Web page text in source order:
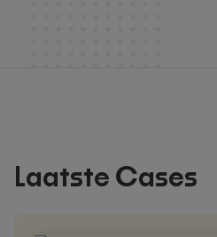
Laatste Cases